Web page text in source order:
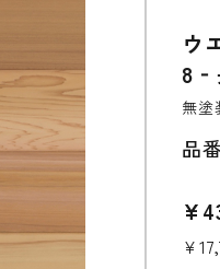
ログ請求
ウ
8‐
無塗
品